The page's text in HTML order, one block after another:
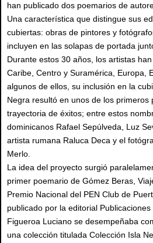
han publicado dos poemarios de
Una característica que distingue sus
cubiertas: obras de pintores y
incluyen en las solapas de portada
Durante estos 30 años, los artistas
Caribe, Centro y Suramérica, Europa,
algunos de ellos, su inclusión en la
Negra resultó en unos de los primeros
trayectoria de éxitos; entre estos
dominicanos Rafael Sepúlveda, Luz
artista rumana Raluca Deca y el
Merlo.
La idea del proyecto surgió
primer poemario de Gómez Beras,
Premio Nacional del PEN Club de
publicado por la editorial
Figueroa Luciano se desempeñaba
una colección titulada Colección Isla